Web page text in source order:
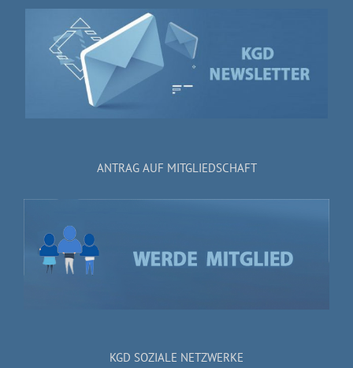
ANTRAG AUF MITGLIEDSCHAFT
KGD SOZIALE NETZWERKE